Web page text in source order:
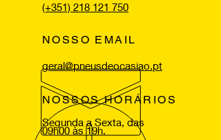
(+351) 218 121 750
NOSSO EMAIL
geral@pneusdeocasiao.pt
NOSSOS HORÁRIOS
Segunda a Sexta, das
09h00 às 19h.